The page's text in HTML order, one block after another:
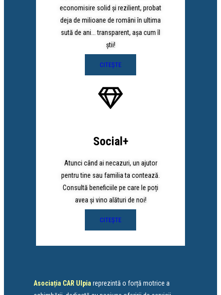
economisire solid și rezilient, probat
deja de milioane de români în ultima
sută de ani... transparent, așa cum îl
știi!
CITEȘTE
Social+
Atunci când ai necazuri, un ajutor
pentru tine sau familia ta contează.
Consultă beneficiile pe care le poți
avea și vino alături de noi!
CITEȘTE
Asociația CAR Ulpia reprezintă o forță motrice a